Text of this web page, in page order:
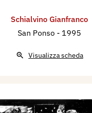
Schialvino ​Gianfranco
San Ponso - 1995
Visualizza scheda